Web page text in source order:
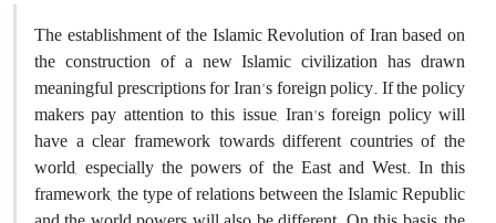
The establishment of the Islamic Revolution of Iran based on
the construction of a new Islamic civilization has drawn
meaningful prescriptions for Iran's foreign policy. If the policy
makers pay attention to this issue, Iran's foreign policy will
have a clear framework towards different countries of the
world, especially the powers of the East and West. In this
framework, the type of relations between the Islamic Republic